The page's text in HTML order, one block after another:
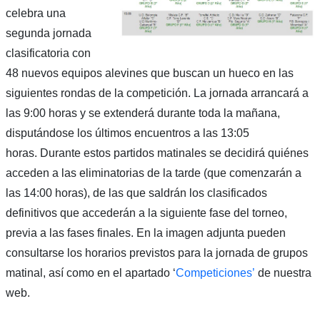
celebra una
segunda jornada
clasificatoria con
48 nuevos equipos alevines que buscan un hueco en las
siguientes rondas de la competición. La jornada arrancará a
las 9:00 horas y se extenderá durante toda la mañana,
disputándose los últimos encuentros a las 13:05
horas. Durante estos partidos matinales se decidirá quiénes
acceden a las eliminatorias de la tarde (que comenzarán a
las 14:00 horas), de las que saldrán los clasificados
definitivos que accederán a la siguiente fase del torneo,
previa a las fases finales. En la imagen adjunta pueden
consultarse los horarios previstos para la jornada de grupos
matinal, así como en el apartado ‘Competiciones’ de nuestra
web.